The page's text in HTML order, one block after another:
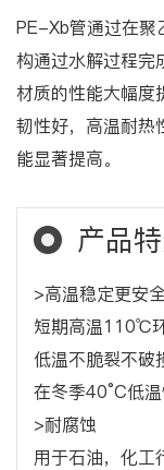
PE-Xb管通过在聚
构通过水解过程完
材质的性能大幅度
韧性好，高温耐热
能显著提高。
产品
>高温稳定更安
短期高温110℃
低温不脆裂不破
在冬季40°C低
>耐腐蚀
用于石油，化工